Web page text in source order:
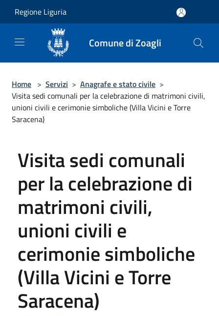
Regione Liguria
Comune di Zoagli
Home > Servizi > Anagrafe e stato civile >
Visita sedi comunali per la celebrazione di matrimoni civili,
unioni civili e cerimonie simboliche (Villa Vicini e Torre
Saracena)
Visita sedi comunali
per la celebrazione di
matrimoni civili,
unioni civili e
cerimonie simboliche
(Villa Vicini e Torre
Saracena)